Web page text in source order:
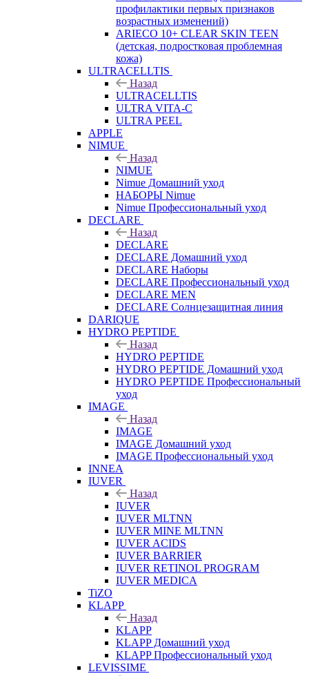
профилактики первых признаков
возрастных изменений)
ARIECO 10+ CLEAR SKIN TEEN
(детская, подростковая проблемная
кожа)
ULTRACELLTIS
Назад
ULTRACELLTIS
ULTRA VITA-C
ULTRA PEEL
APPLE
NIMUE
Назад
NIMUE
Nimue Домашний уход
НАБОРЫ Nimue
Nimue Профессиональный уход
DECLARE
Назад
DECLARE
DECLARE Домашний уход
DECLARE Наборы
DECLARE Профессиональный уход
DECLARE MEN
DECLARE Солнцезащитная линия
DARIQUE
HYDRO PEPTIDE
Назад
HYDRO PEPTIDE
HYDRO PEPTIDE Домашний уход
HYDRO PEPTIDE Профессиональный
уход
IMAGE
Назад
IMAGE
IMAGE Домашний уход
IMAGE Профессиональный уход
INNEA
IUVER
Назад
IUVER
IUVER MLTNN
IUVER MINE MLTNN
IUVER ACIDS
IUVER BARRIER
IUVER RETINOL PROGRAM
IUVER MEDICA
TiZO
KLAPP
Назад
KLAPP
KLAPP Домашний уход
KLAPP Профессиональный уход
LEVISSIME